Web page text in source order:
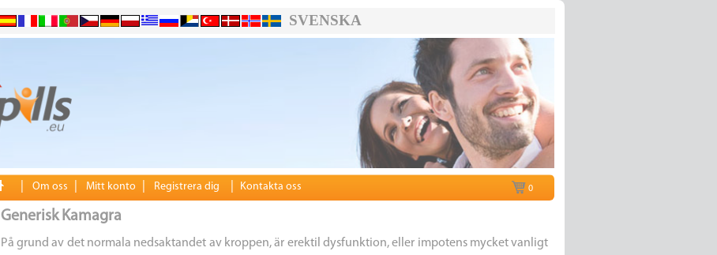
SVENSKA
Om oss Mitt konto Registrera dig Kontakta oss 0
Generisk Kamagra
På grund av det normala nedsaktandet av kroppen, är erektil dysfunktion, eller impotens mycket vanligt